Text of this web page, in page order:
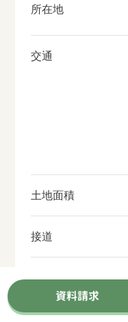
所在地
交通
土地面積
接道
セットバック
私道負担
資料請求